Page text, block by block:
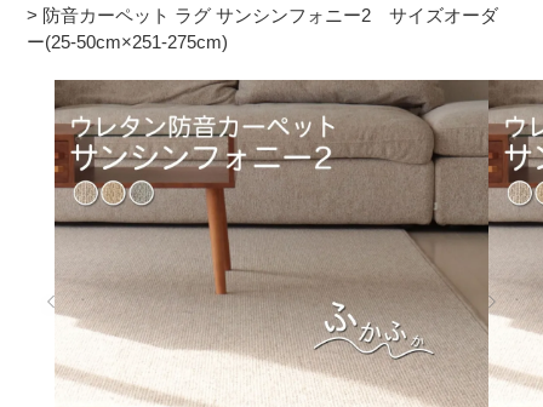
防音カーペット ラグ サンシンフォニー2 サイズオーダ
ー(25-50cm×251-275cm)